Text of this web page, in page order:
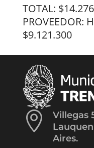
TOTAL:
PROVEEDOR:
$9.121.300

Villegas
Aires.